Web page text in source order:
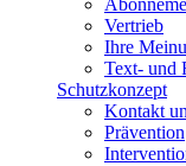
Vertrieb
Ihre
Text- und
Schutzkonzept
Kontakt
Prävention